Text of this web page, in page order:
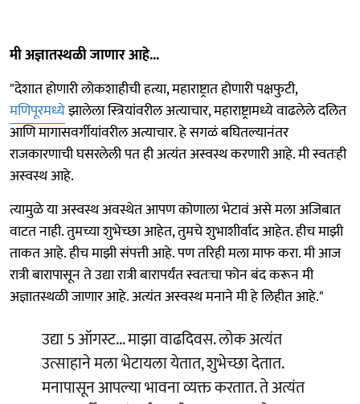
मी अज्ञातस्थळी जाणार आहे...
"देशात होणारी लोकशाहीची हत्या, महाराष्ट्रात होणारी पक्षफुटी,
मणिपूरमध्येझालेला स्त्रियांवरील अत्याचार, महाराष्ट्रामध्ये वाढलेले दलित
आणि मागासवर्गीयांवरील अत्याचार. हे सगळं बघितल्यानंतर
राजकारणाची घसरलेली पत ही अत्यंत अस्वस्थ करणारी आहे. मी स्वतःही
अस्वस्थ आहे.
त्यामुळे या अस्वस्थ अवस्थेत आपण कोणाला भेटावं असे मला अजिबात
वाटत नाही. तुमच्या शुभेच्छा आहेत, तुमचे शुभाशीर्वाद आहेत. हीच माझी
ताकत आहे. हीच माझी संपत्ती आहे. पण तरिही मला माफ करा. मी आज
रात्री बारापासून ते उद्या रात्री बारापर्यंत स्वतःचा फोन बंद करून मी
अज्ञातस्थळी जाणार आहे. अत्यंत अस्वस्थ मनाने मी हे लिहीत आहे."
उद्या 5 ऑगस्ट... माझा वाढदिवस. लोक अत्यंत
उत्साहाने मला भेटायला येतात, शुभेच्छा देतात.
मनापासून आपल्या भावना व्यक्त करतात. ते अत्यंत